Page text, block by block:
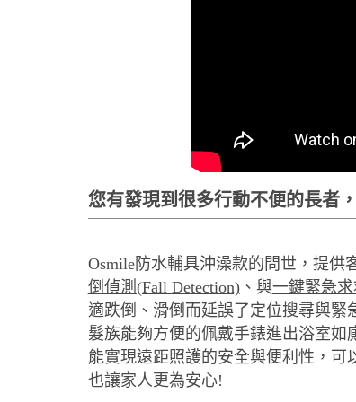
您有發現到很多行動不便的長者
Osmile防水輔具沖澡款的問世，提供
倒偵測(Fall Detection)、與一鍵緊急求
適跌倒、滑倒而延誤了定位搜尋與緊
髮族能夠方便的佩戴手錶進出浴室如
能實現遠距照護的安全與便利性，可
也讓家人更為安心!